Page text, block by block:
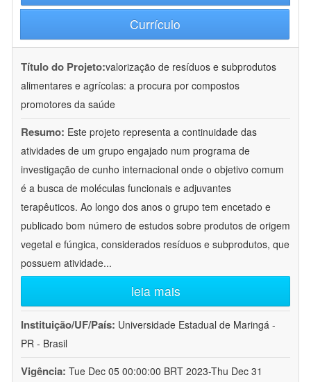
Currículo
Título do Projeto:valorização de resíduos e subprodutos
alimentares e agrícolas: a procura por compostos
promotores da saúde
Resumo: Este projeto representa a continuidade das
atividades de um grupo engajado num programa de
investigação de cunho internacional onde o objetivo comum
é a busca de moléculas funcionais e adjuvantes
terapêuticos. Ao longo dos anos o grupo tem encetado e
publicado bom número de estudos sobre produtos de origem
vegetal e fúngica, considerados resíduos e subprodutos, que
possuem atividade...
leia mais
Instituição/UF/País: Universidade Estadual de Maringá -
PR - Brasil
Vigência: Tue Dec 05 00:00:00 BRT 2023-Thu Dec 31